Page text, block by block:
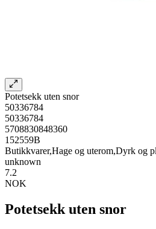
Potetsekk uten snor
50336784
50336784
5708830848360
152559B
Butikkvarer,Hage og uterom,Dyrk og
unknown
7.2
NOK
Potetsekk uten snor